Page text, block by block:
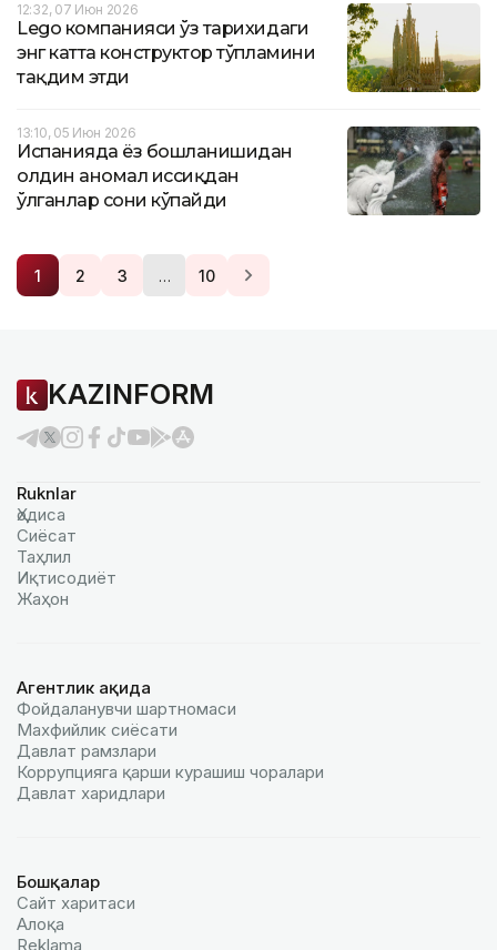
12:32, 07 Июн 2026
Lego компанияси ўз тарихидаги
энг катта конструктор тўпламини
тақдим этди
13:10, 05 Июн 2026
Испанияда ёз бошланишидан
олдин аномал иссиқдан
ўлганлар сони кўпайди
1 2 3 … 10
KAZINFORM
Ruknlar
Ҳодиса
Сиёсат
Таҳлил
Иқтисодиёт
Жаҳон
Агентлик ҳақида
Фойдаланувчи шартномаси
Махфийлик сиёсати
Давлат рамзлари
Коррупцияга қарши курашиш чоралари
Давлат харидлари
Бошқалар
Сайт харитаси
Алоқа
Reklamа